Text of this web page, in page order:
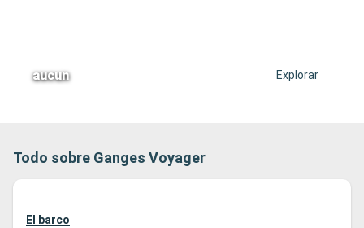
aucun Explorar
Todo sobre Ganges Voyager
El barco